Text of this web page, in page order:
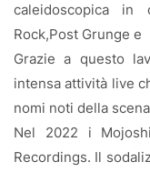
caleidoscopica in
Rock,Post Grunge e
Grazie a questo
intensa attività live
nomi noti della
Nel 2022 i
Recordings. Il